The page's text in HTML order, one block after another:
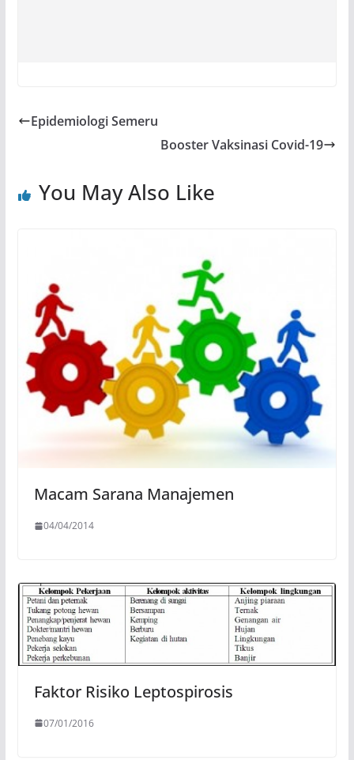
Epidemiologi Semeru
Booster Vaksinasi Covid-19
You May Also Like
Macam Sarana Manajemen
04/04/2014
Faktor Risiko Leptospirosis
07/01/2016